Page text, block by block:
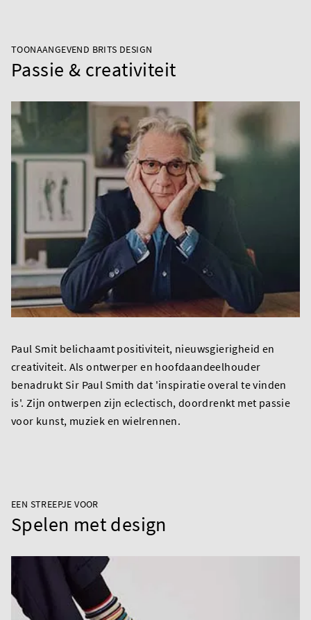
TOONAANGEVEND BRITS DESIGN
Passie & creativiteit
Paul Smit belichaamt positiviteit, nieuwsgierigheid en
creativiteit. Als ontwerper en hoofdaandeelhouder
benadrukt Sir Paul Smith dat 'inspiratie overal te vinden
is'. Zijn ontwerpen zijn eclectisch, doordrenkt met passie
voor kunst, muziek en wielrennen.
EEN STREEPJE VOOR
Spelen met design